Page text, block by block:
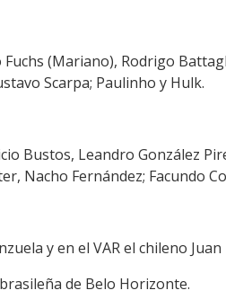
(Mariano), Rodrigo
Scarpa; Paulinho y Hulk.
Bustos, Leandro González
Nacho Fernández; Facundo
y en el VAR el chileno Juan
de Belo Horizonte.